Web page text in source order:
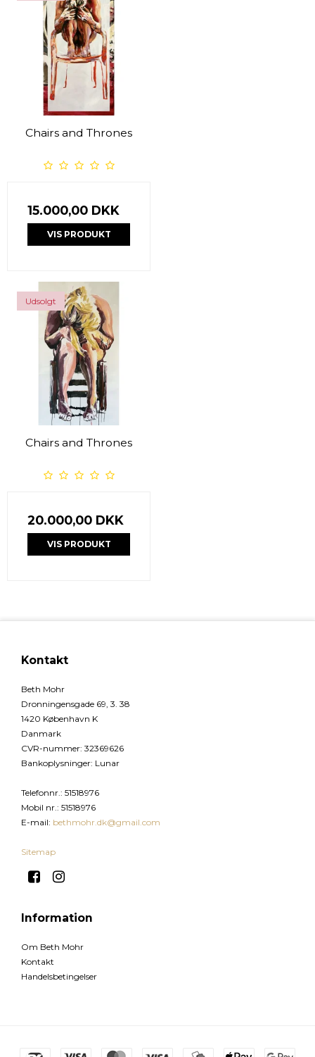
Chairs and Thrones
15.000,00 DKK
VIS PRODUKT
Udsolgt
Chairs and Thrones
20.000,00 DKK
VIS PRODUKT
Kontakt
Beth Mohr
Dronningensgade 69, 3. 38
1420 København K
Danmark
CVR-nummer: 32369626
Bankoplysninger: Lunar
Telefonnr.: 51518976
Mobil nr.: 51518976
E-mail: bethmohr.dk@gmail.com
Sitemap
Information
Om Beth Mohr
Kontakt
Handelsbetingelser